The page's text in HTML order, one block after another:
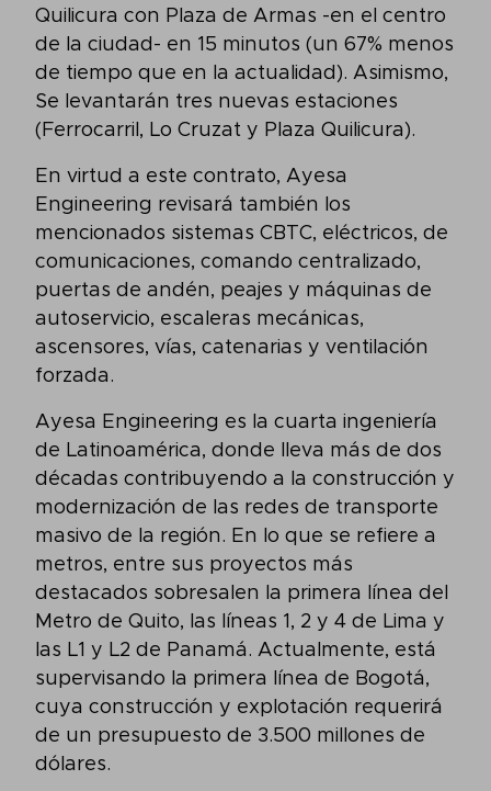
Quilicura con Plaza de Armas -en el centro
de la ciudad- en 15 minutos (un 67% menos
de tiempo que en la actualidad). Asimismo,
Se levantarán tres nuevas estaciones
(Ferrocarril, Lo Cruzat y Plaza Quilicura).
En virtud a este contrato, Ayesa
Engineering revisará también los
mencionados sistemas CBTC, eléctricos, de
comunicaciones, comando centralizado,
puertas de andén, peajes y máquinas de
autoservicio, escaleras mecánicas,
ascensores, vías, catenarias y ventilación
forzada.
Ayesa Engineering es la cuarta ingeniería
de Latinoamérica, donde lleva más de dos
décadas contribuyendo a la construcción y
modernización de las redes de transporte
masivo de la región. En lo que se refiere a
metros, entre sus proyectos más
destacados sobresalen la primera línea del
Metro de Quito, las líneas 1, 2 y 4 de Lima y
las L1 y L2 de Panamá. Actualmente, está
supervisando la primera línea de Bogotá,
cuya construcción y explotación requerirá
de un presupuesto de 3.500 millones de
dólares.